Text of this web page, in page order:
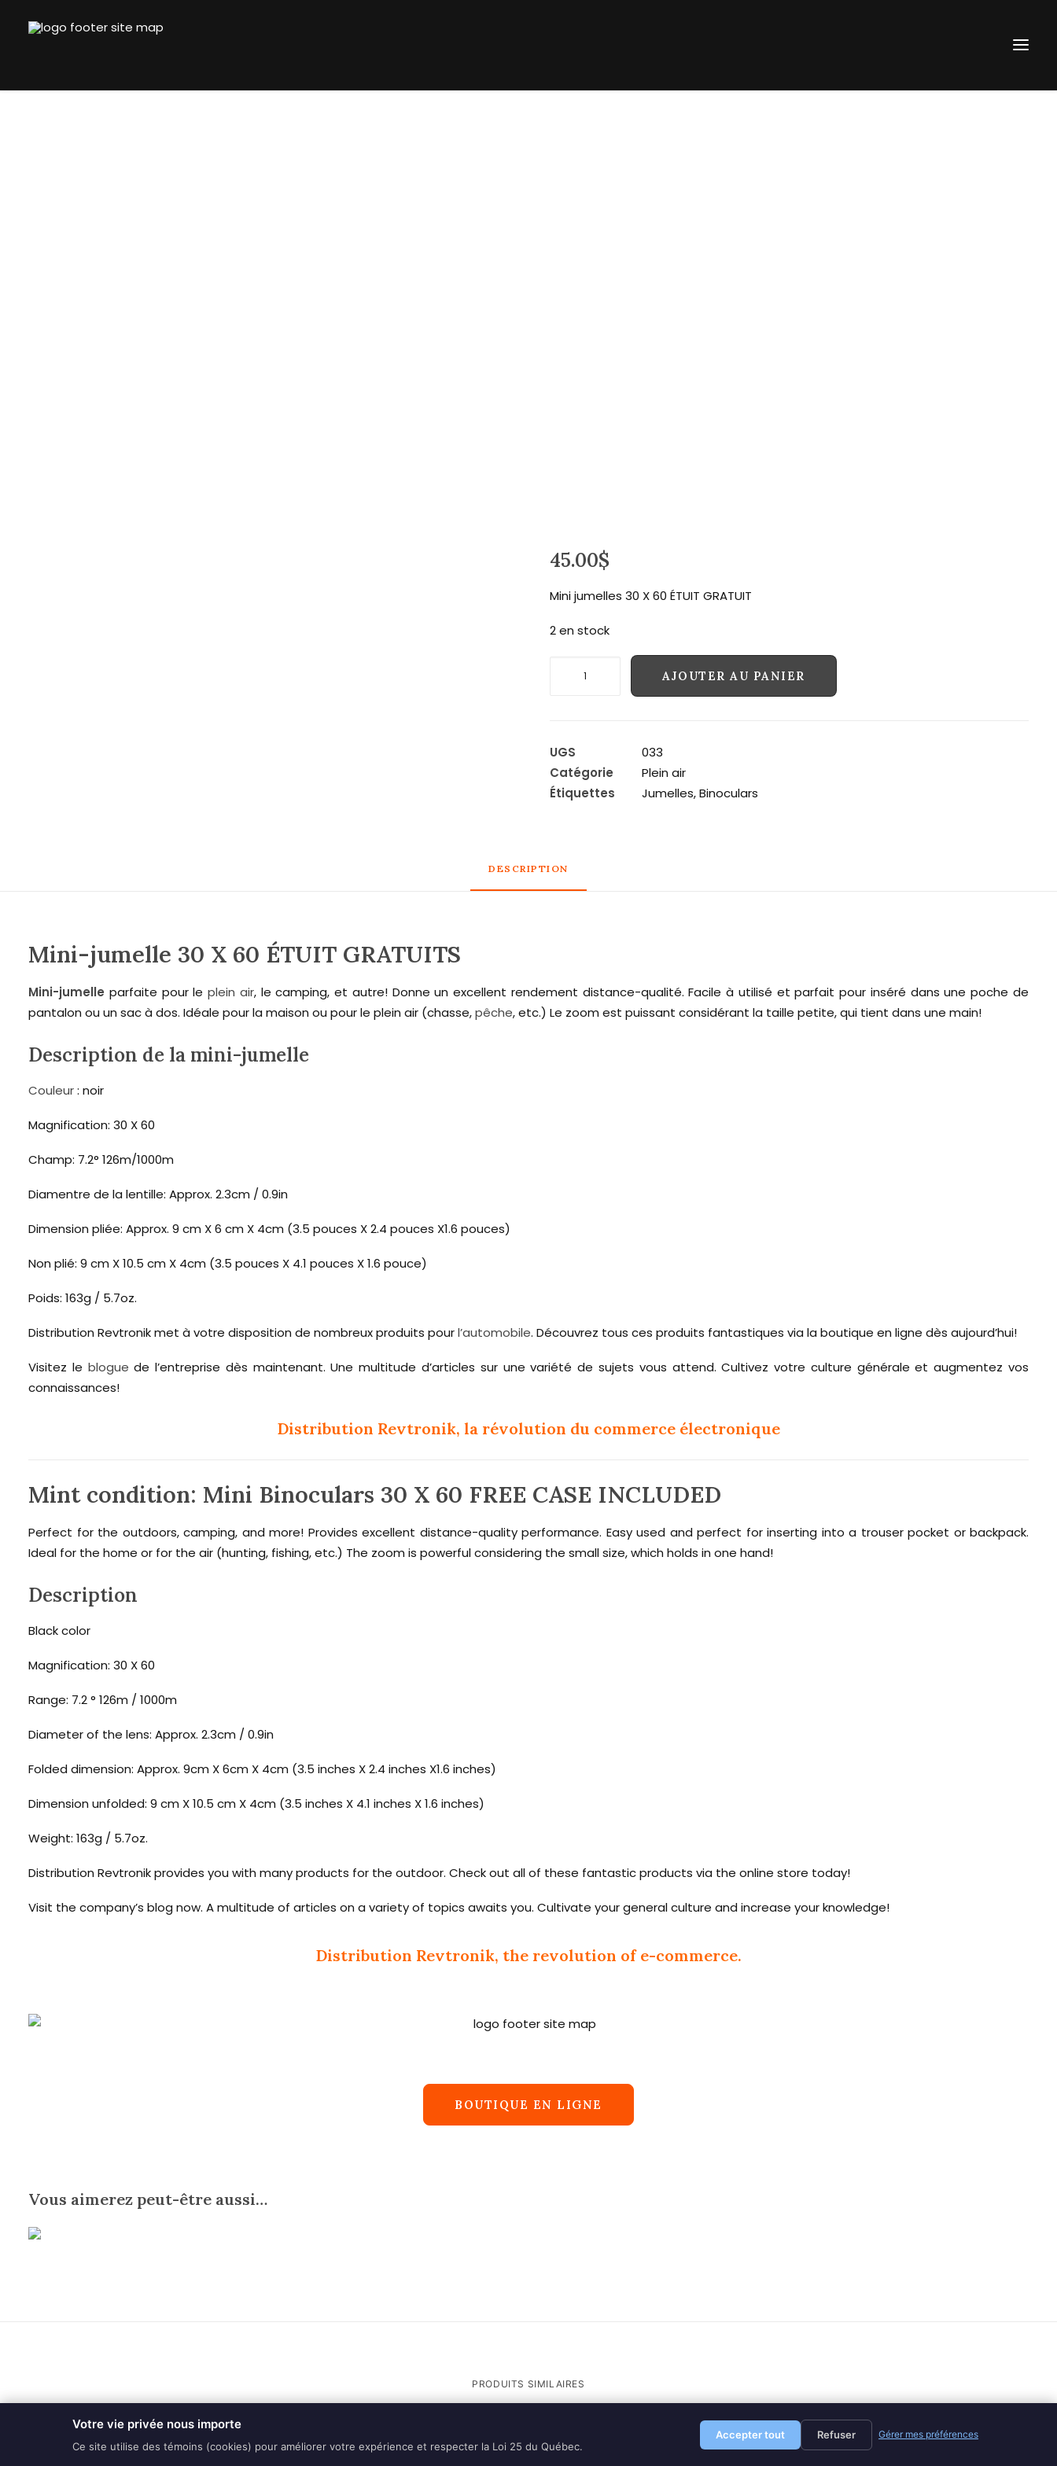
45.00$
Mini jumelles 30 X 60 ÉTUIT GRATUIT
2 en stock
30
X
60
AJOUTER AU PANIER
UGS
033
Catégorie
Plein air
Étiquettes
Jumelles,Binoculars
DESCRIPTION
Mini-jumelle 30 X 60 ÉTUIT GRATUITS
Mini-jumelle parfaite pour leplein air, le camping, et autre! Donne un excellent rendement distance-qualité. Facile à utilisé et parfait pour inséré dans une poche de
pantalon ou un sac à dos. Idéale pour la maison ou pour le plein air (chasse,pêche, etc.) Le zoom est puissant considérant la taille petite, qui tient dans une main!
Description de la mini-jumelle
Couleur: noir
Magnification: 30 X 60
Champ: 7.2° 126m/1000m
Diamentre de la lentille: Approx. 2.3cm / 0.9in
Dimension pliée: Approx. 9 cm X 6 cm X 4cm (3.5 pouces X 2.4 pouces X1.6 pouces)
Non plié: 9 cm X 10.5 cm X 4cm (3.5 pouces X 4.1 pouces X 1.6 pouce)
Poids: 163g / 5.7oz.
Distribution Revtronik met à votre disposition de nombreux produits pourl’automobile. Découvrez tous ces produits fantastiques via la boutique en ligne dès aujourd’hui!
Visitez le blogue de l’entreprise dès maintenant. Une multitude d’articles sur une variété de sujets vous attend. Cultivez votre culture générale et augmentez vos
connaissances!
Distribution Revtronik, la révolution du commerce électronique
Mint condition: Mini Binoculars 30 X 60 FREE CASE INCLUDED
Perfect for the outdoors, camping, and more! Provides excellent distance-quality performance. Easy used and perfect for inserting into a trouser pocket or backpack.
Ideal for the home or for the air (hunting, fishing, etc.) The zoom is powerful considering the small size, which holds in one hand!
Description
Black color
Magnification: 30 X 60
Range: 7.2 ° 126m / 1000m
Diameter of the lens: Approx. 2.3cm / 0.9in
Folded dimension: Approx. 9cm X 6cm X 4cm (3.5 inches X 2.4 inches X1.6 inches)
Dimension unfolded: 9 cm X 10.5 cm X 4cm (3.5 inches X 4.1 inches X 1.6 inches)
Weight: 163g / 5.7oz.
Distribution Revtronik provides you with many products for the outdoor. Check out all of these fantastic products via the online store today!
Visit the company’s blog now. A multitude of articles on a variety of topics awaits you. Cultivate your general culture and increase your knowledge!
Distribution Revtronik, the revolution of e-commerce.
BOUTIQUE EN LIGNE
Vous aimerez peut-être aussi…
PRODUITS SIMILAIRES
Votre vie privée nous importe
Ce site utilise des témoins (cookies) pour améliorer votre expérience et respecter la Loi 25 du Québec.
Accepter tout Refuser Gérer mes préférences